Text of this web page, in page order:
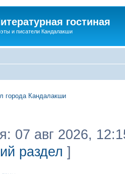
гостиная
и писатели Кандалакши
города Кандалакши
07 авг 2026,
раздел ]